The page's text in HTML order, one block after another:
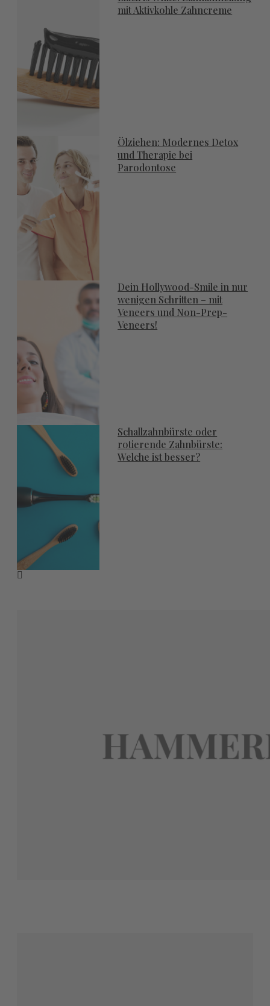
mit Aktivkohle Zahncreme
Ölziehen: Modernes Detox
und Therapie bei
Parodontose
Dein Hollywood-Smile in nur
wenigen Schritten – mit
Veneers und Non-Prep-
Veneers!
Schallzahnbürste oder
rotierende Zahnbürste:
Welche ist besser?